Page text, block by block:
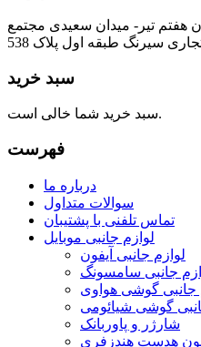
تیر- میدان سعیدی مجتمع
سیرنگ طبقه اول پلاک 538
سبد خرید
سبد خرید شما خالی است.
فهرست
درباره ما
سوالات متداول
تماس تلفنی با پشتیبان
لوازم جانبی موبایل
لوازم جانبی آیفون
جانبی سامسونگ
جانبی گوشی هواوی
گوشی شیائومی
شارژر و پاوربانک
هدست هندزفری